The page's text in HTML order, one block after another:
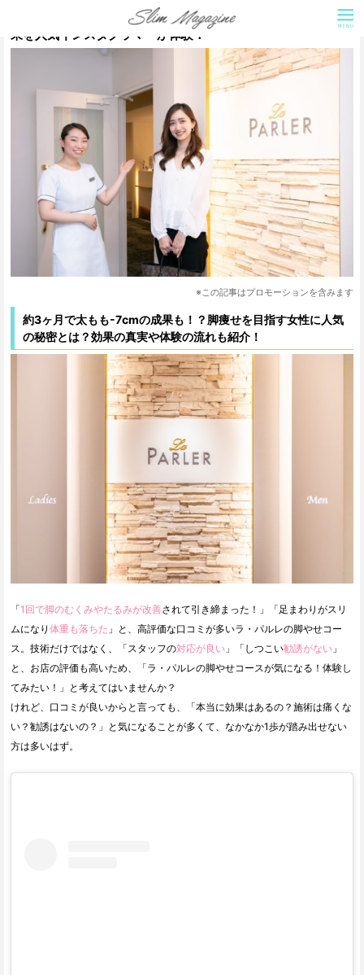
ラ・パルレの脚痩せエステ体験！モデル美脚コースの脚痩せ効
果を人気インスタグラマーが体験！
※この記事はプロモーションを含みます
約3ヶ月で太もも-7cmの成果も！？脚痩せを目指す女性に人気
の秘密とは？効果の真実や体験の流れも紹介！
「1回で脚のむくみやたるみが改善されて引き締まった！」「足まわりがスリ
ムになり 体重も落ちた 」と、高評価な口コミが多いラ・パルレの脚やせコー
ス。技術だけではなく、「スタッフの対応が良い 」「しつこい勧誘がない 」
と、お店の評価も高いため、「ラ・パルレの脚やせコースが気になる！体験し
てみたい！」と考えてはいませんか？
けれど、口コミが良いからと言っても、「本当に効果はあるの？施術は痛くな
い？勧誘はないの？」と気になることが多くて、なかなか1歩が踏み出せない
方は多いはず。